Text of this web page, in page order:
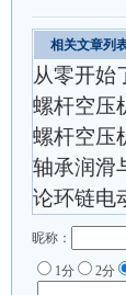
相关文章列
从零开始
螺杆空压
螺杆空压
轴承润滑
论环链电
昵称：
1分 2分